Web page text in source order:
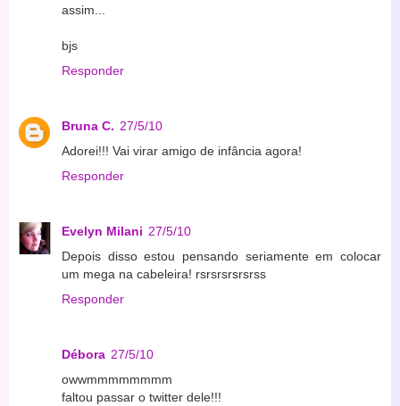
assim...
bjs
Responder
Bruna C. 27/5/10
Adorei!!! Vai virar amigo de infância agora!
Responder
Evelyn Milani 27/5/10
Depois disso estou pensando seriamente em colocar
um mega na cabeleira! rsrsrsrsrsrss
Responder
Débora 27/5/10
owwmmmmmmmm
faltou passar o twitter dele!!!